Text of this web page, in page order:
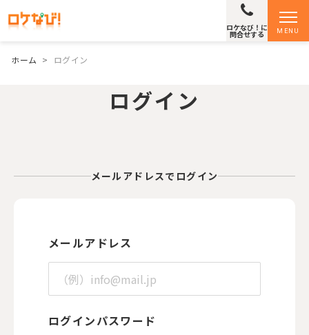
MENU
ロケなび！に
問合せする
ホーム > ログイン
ログイン
メールアドレスでログイン
メールアドレス
ログインパスワード